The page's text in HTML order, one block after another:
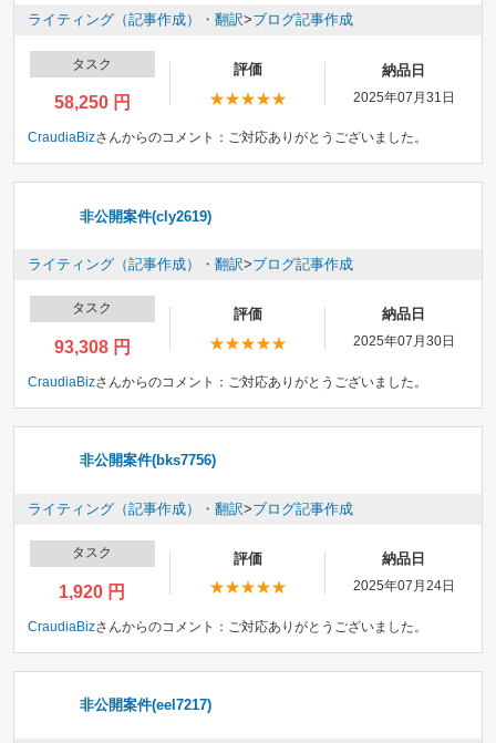
ライティング（記事作成）・翻訳>ブログ記事作成
タスク
58,250 円
評価 納品日
2025年07月31日
CraudiaBizさんからのコメント： ご対応ありがとうございました。
非公開案件(cly2619)
ライティング（記事作成）・翻訳>ブログ記事作成
タスク
93,308 円
評価 納品日
2025年07月30日
CraudiaBizさんからのコメント： ご対応ありがとうございました。
非公開案件(bks7756)
ライティング（記事作成）・翻訳>ブログ記事作成
タスク
1,920 円
評価 納品日
2025年07月24日
CraudiaBizさんからのコメント： ご対応ありがとうございました。
非公開案件(eel7217)